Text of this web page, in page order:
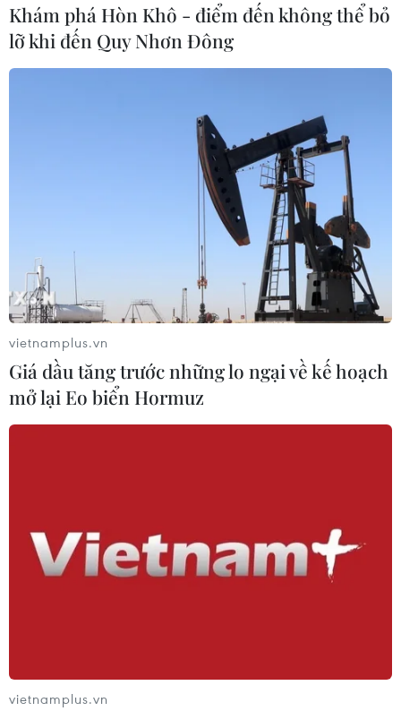
Khám phá Hòn Khô - điểm đến không thể bỏ
lỡ khi đến Quy Nhơn Đông
vietnamplus.vn
Giá dầu tăng trước những lo ngại về kế hoạch
mở lại Eo biển Hormuz
vietnamplus.vn